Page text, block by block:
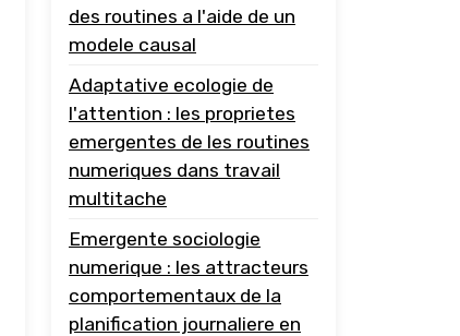
des routines a l'aide de un
modele causal
Adaptative ecologie de
l'attention : les proprietes
emergentes de les routines
numeriques dans travail
multitache
Emergente sociologie
numerique : les attracteurs
comportementaux de la
planification journaliere en